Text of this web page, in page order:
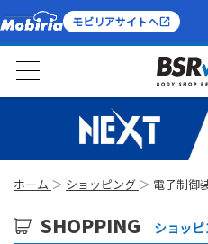
モビリアサイトへ
ホーム ショッピング 電子制御
SHOPPING ショッ